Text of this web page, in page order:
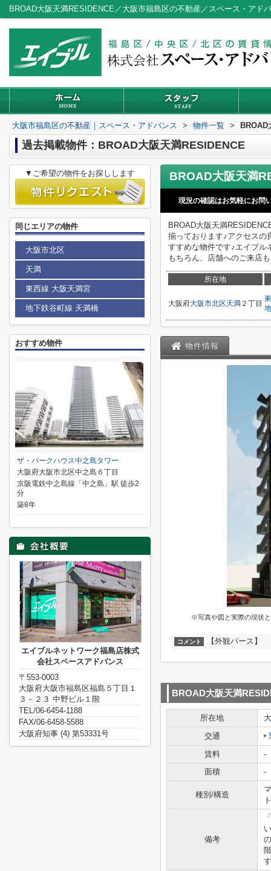
BROAD大阪天満RESIDENCE／大阪市福島区の不動産／スペース・アド
大阪市福島区の不動産｜スペース・アドバンス > 物件一覧 > BROAD
過去掲載物件：BROAD大阪天満RESIDENCE
BROAD大阪天満
現況の確認はお気軽にお問
BROAD大阪天満
揃っております♪アクセスの
すすめな物件です♪エイブル
もちろん、店舗へのご来店
所在地
大阪府大阪市北区天満 ２丁目
物件情報
※写真や図と実際の現状
コメント 【外観パース】
BROAD大阪天満
所在地
交通
賃料
-
面積
-
種別/構造
ト
備考
▼ご希望の物件をお探しします
同じエリアの物件
大阪市北区
天満
東西線 大阪天満宮
地下鉄谷町線 天満橋
おすすめ物件
ザ・パークハウス中之島タワー
大阪府大阪市北区中之島６丁目
京阪電鉄中之島線「中之島」駅 徒歩2
分
築8年
エイブルネットワーク福島店株式
会社スペースアドバンス
〒553-0003
大阪府大阪市福島区福島５丁目１
３－２３ 中野ビル１階
TEL/06-6454-1188
FAX/06-6458-5588
大阪府知事 (4) 第53331号